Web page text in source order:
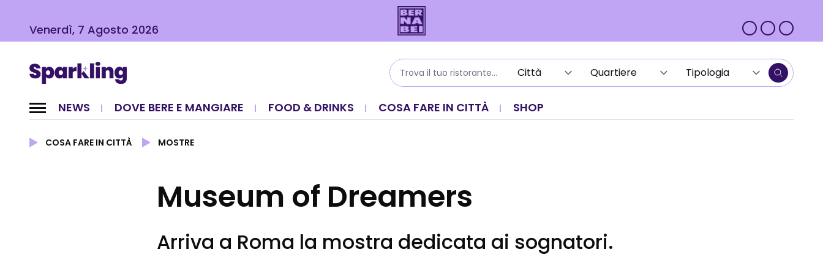
Venerdì, 7 Agosto 2026
NEWS DOVE BERE E MANGIARE FOOD & DRINKS COSA FARE IN CITTÀ SHOP
COSA FARE IN CITTÀ MOSTRE
Museum of Dreamers
Arriva a Roma la mostra dedicata ai sognatori.